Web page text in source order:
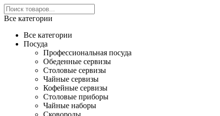
Все категории
Все категории
Посуда
Профессиональная посуда
Обеденные сервизы
Столовые сервизы
Чайные сервизы
Кофейные сервизы
Столовые приборы
Чайные наборы
Сковороды